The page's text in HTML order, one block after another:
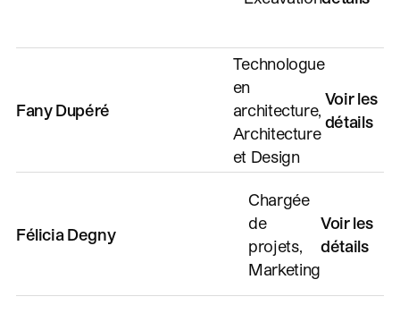
Fany Dupéré
Technologue
en
architecture,
Architecture
et Design
Voir les
détails
Félicia Degny
Chargée
de
projets,
Marketing
Voir les
détails